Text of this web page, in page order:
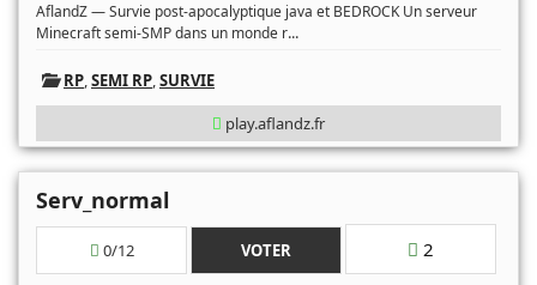
AflandZ — Survie post-apocalyptique java et BEDROCK Un serveur
Minecraft semi-SMP dans un monde r...
RP,SEMI RP,SURVIE
play.aflandz.fr
Serv_normal
0/12 VOTER 2